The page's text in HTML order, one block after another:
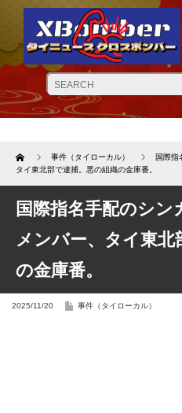
Home 事件（タイローカル）
国際指
タイ東北部で逮捕。悪の組織の金庫番。
国際指名手配のシン
メンバー、タイ東北
の金庫番。
2025/11/20 事件（タイローカル）